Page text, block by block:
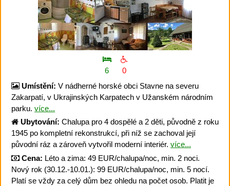
6
0
Umístění: V nádherné horské obci Stavne na severu
Zakarpatí, v Ukrajinských Karpatech v Užanském národním
parku. více...
Ubytování: Chalupa pro 4 dospělé a 2 děti, původně z roku
1945 po kompletní rekonstrukcí, při níž se zachoval její
původní ráz a zároveň vytvořil moderní interiér. více...
Cena: Léto a zima: 49 EUR/chalupa/noc, min. 2 noci.
Nový rok (30.12.-10.01.): 99 EUR/chalupa/noc, min. 5 nocí.
Platí se vždy za celý dům bez ohledu na počet osob. Platit je